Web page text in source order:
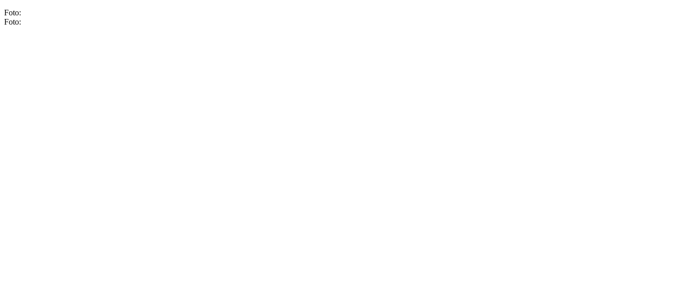
Foto:
Foto: